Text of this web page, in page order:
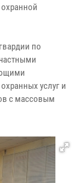
по
услуг и
с массовым